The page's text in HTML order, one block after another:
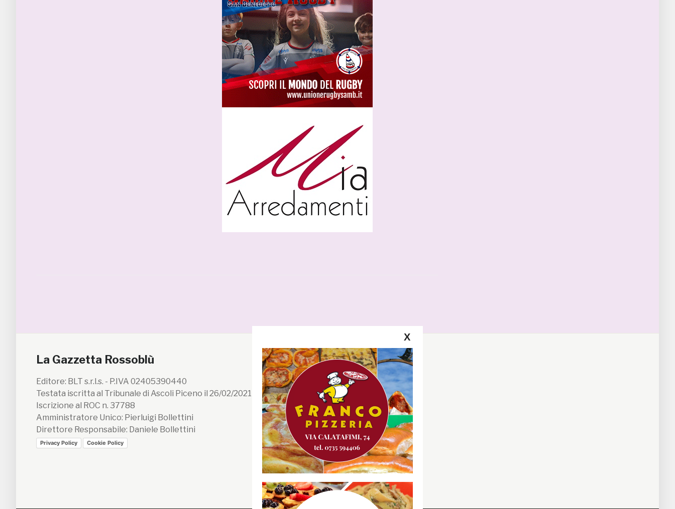
La Gazzetta Rossoblù
Editore: BLT s.r.l.s. - P.IVA 02405390440
Testata iscritta al Tribunale di Ascoli Piceno il 26/02/2021 n. 199/2021
Iscrizione al ROC n. 37788
Amministratore Unico: Pierluigi Bollettini
Direttore Responsabile: Daniele Bollettini
Privacy Policy Cookie Policy
Segui la GRB
Facebook
Instagram
Twitter
Youtube
X